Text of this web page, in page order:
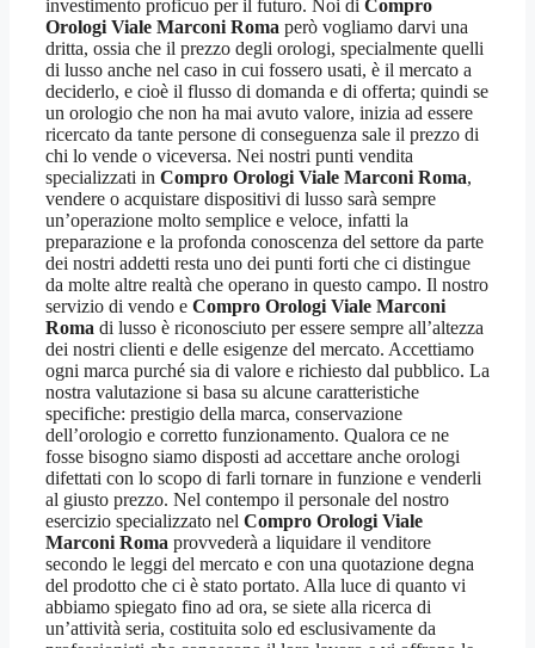
investimento proficuo per il futuro. Noi di Compro
Orologi Viale Marconi Roma però vogliamo darvi una
dritta, ossia che il prezzo degli orologi, specialmente quelli
di lusso anche nel caso in cui fossero usati, è il mercato a
deciderlo, e cioè il flusso di domanda e di offerta; quindi se
un orologio che non ha mai avuto valore, inizia ad essere
ricercato da tante persone di conseguenza sale il prezzo di
chi lo vende o viceversa. Nei nostri punti vendita
specializzati in Compro Orologi Viale Marconi Roma,
vendere o acquistare dispositivi di lusso sarà sempre
un’operazione molto semplice e veloce, infatti la
preparazione e la profonda conoscenza del settore da parte
dei nostri addetti resta uno dei punti forti che ci distingue
da molte altre realtà che operano in questo campo. Il nostro
servizio di vendo e Compro Orologi Viale Marconi
Roma di lusso è riconosciuto per essere sempre all’altezza
dei nostri clienti e delle esigenze del mercato. Accettiamo
ogni marca purché sia di valore e richiesto dal pubblico. La
nostra valutazione si basa su alcune caratteristiche
specifiche: prestigio della marca, conservazione
dell’orologio e corretto funzionamento. Qualora ce ne
fosse bisogno siamo disposti ad accettare anche orologi
difettati con lo scopo di farli tornare in funzione e venderli
al giusto prezzo. Nel contempo il personale del nostro
esercizio specializzato nel Compro Orologi Viale
Marconi Roma provvederà a liquidare il venditore
secondo le leggi del mercato e con una quotazione degna
del prodotto che ci è stato portato. Alla luce di quanto vi
abbiamo spiegato fino ad ora, se siete alla ricerca di
un’attività seria, costituita solo ed esclusivamente da